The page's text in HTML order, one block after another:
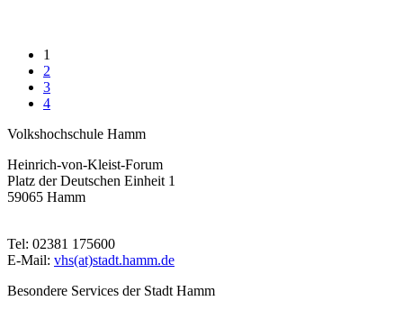
1
2
3
4
Volkshochschule Hamm
Heinrich-von-Kleist-Forum
Platz der Deutschen Einheit 1
59065 Hamm
Tel: 02381 175600
E-Mail: vhs(at)stadt.hamm.de
Besondere Services der Stadt Hamm